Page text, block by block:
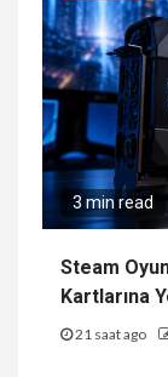
3 min read
Steam
Kartlarına
21 saat ago